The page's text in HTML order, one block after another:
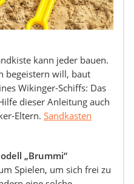
kann jeder bauen.
begeistern will, baut
Wikinger-Schiffs: Das
dieser Anleitung auch
Eltern. Sandkasten
„Brummi“
Spielen, um sich frei zu